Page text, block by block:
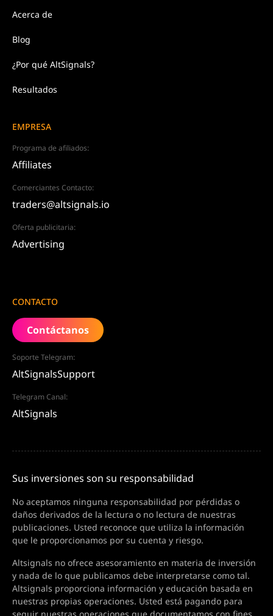
Acerca de
Blog
¿Por qué AltSignals?
Resultados
EMPRESA
Programa de afiliados:
Affiliates
Comerciantes Contacto:
traders@altsignals.io
Oferta publicitaria:
Advertising
CONTACTO
Contáctanos
Soporte Telegram:
AltSignalsSupport
Telegram Canal:
AltSignals
Sus inversiones son su responsabilidad
No aceptamos ninguna responsabilidad por pérdidas o
daños derivados de la lectura o no lectura de nuestras
publicaciones. Usted reconoce que utiliza la información
que le proporcionamos por su cuenta y riesgo.
Altsignals no ofrece asesoramiento en materia de inversión
y nada de lo que publicamos debe interpretarse como tal.
Altsignals proporciona información y educación basada en
nuestras propias operaciones. Usted está pagando para